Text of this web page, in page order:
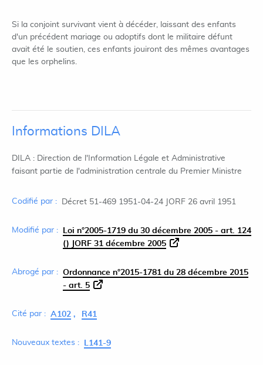
Si la conjoint survivant vient à décéder, laissant des enfants
d'un précédent mariage ou adoptifs dont le militaire défunt
avait été le soutien, ces enfants jouiront des mêmes avantages
que les orphelins.
Informations DILA
DILA : Direction de l'Information Légale et Administrative
faisant partie de l'administration centrale du Premier Ministre
Codifié par : Décret 51-469 1951-04-24 JORF 26 avril 1951
Modifié par :
Loi n°2005-1719 du 30 décembre 2005 - art. 124
() JORF 31 décembre 2005
Abrogé par : Ordonnance n°2015-1781 du 28 décembre 2015
- art. 5
Cité par : A102 R41
Nouveaux textes : L141-9